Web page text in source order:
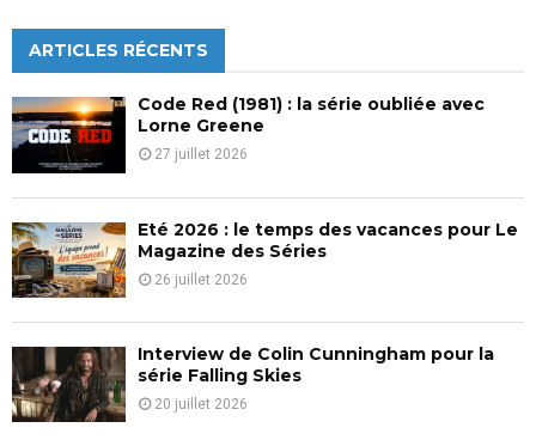
h
f
o
r
:
C
ARTICLES RÉCENTS
Code Red (1981) : la série oubliée avec
Lorne Greene
27 juillet 2026
Eté 2026 : le temps des vacances pour Le
Magazine des Séries
26 juillet 2026
Interview de Colin Cunningham pour la
série Falling Skies
20 juillet 2026